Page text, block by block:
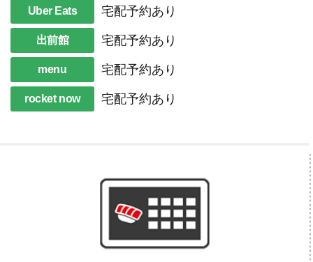
Uber Eats 宅配予約あり
出前館 宅配予約あり
menu 宅配予約あり
rocket now 宅配予約あり